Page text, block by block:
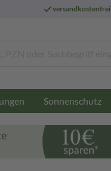
versandkostenfrei
Sonnenschutz